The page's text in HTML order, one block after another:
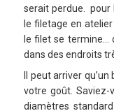
serait perdue. pour
le filetage en
le filet se termine…
dans des endroits
Il peut arriver
votre goût. Saviez-
diamètres